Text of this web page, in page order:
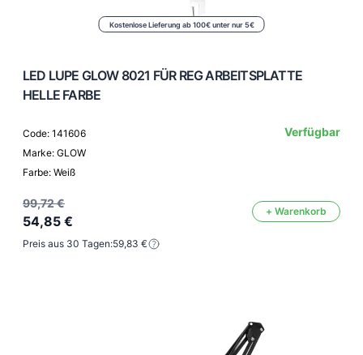
Kostenlose Lieferung ab 100€ unter nur 5€
LED LUPE GLOW 8021 FÜR REG ARBEITSPLATTE
HELLE FARBE
Code: 141606
Marke: GLOW
Farbe: Weiß
Verfügbar
99,72 €
54,85 €
+ Warenkorb
Preis aus 30 Tagen:59,83 €